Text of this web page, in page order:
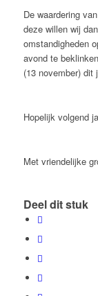
De waardering
deze willen wij
omstandigheden
avond te
(13 november) dit
Hopelijk volgend
Met vriendelijke
Deel dit stuk